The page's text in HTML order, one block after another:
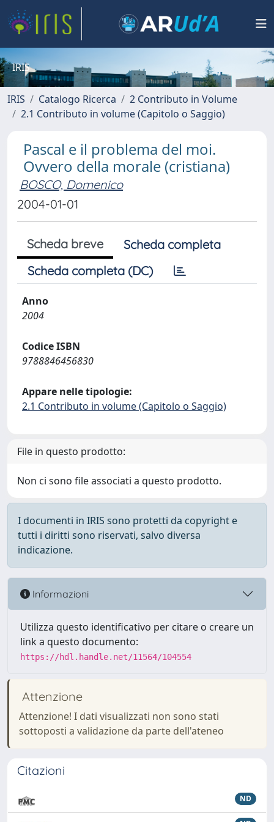
IRIS
IRIS Catalogo Ricerca
2 Contributo in Volume
2.1 Contributo in volume (Capitolo o Saggio)
Pascal e il problema del moi.
Ovvero della morale (cristiana)
BOSCO, Domenico
2004-01-01
Scheda breve
Scheda completa
Scheda completa (DC)
Anno
2004
Codice ISBN
9788846456830
Appare nelle tipologie:
2.1 Contributo in volume (Capitolo o Saggio)
File in questo prodotto:
Non ci sono file associati a questo prodotto.
I documenti in IRIS sono protetti da copyright e
tutti i diritti sono riservati, salvo diversa
indicazione.
Informazioni
Utilizza questo identificativo per citare o creare un
link a questo documento:
https://hdl.handle.net/11564/104554
Attenzione
Attenzione! I dati visualizzati non sono stati
sottoposti a validazione da parte dell'ateneo
Citazioni
ND